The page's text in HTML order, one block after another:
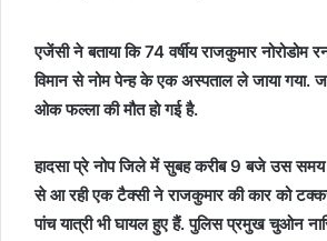
एजेंसी ने बताया कि 74 वर्षीय राजकुमार नोरोडोम
विमान से नोम पेन्ह के एक अस्पताल ले जाया गया.
ओक फल्ला की मौत हो गई है.
हादसा प्रे नोप जिले में सुबह करीब 9 बजे उस समय
से आ रही एक टैक्सी ने राजकुमार की कार को
पांच यात्री भी घायल हुए हैं. पुलिस प्रमुख चुओन